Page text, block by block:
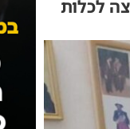
לכלות